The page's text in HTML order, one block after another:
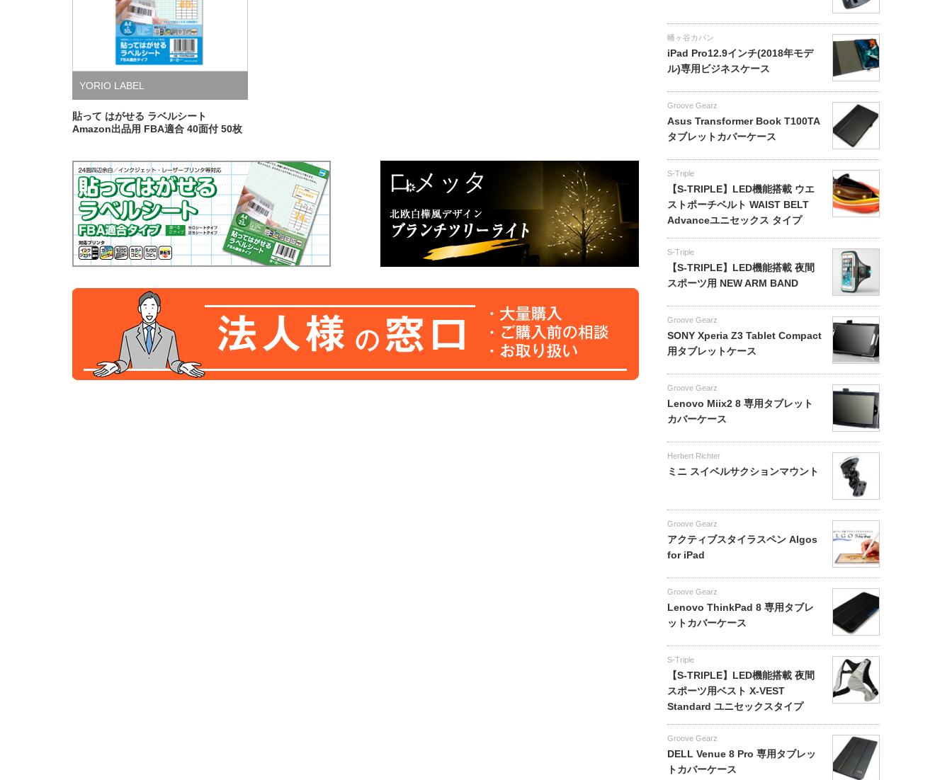
YORIO LABEL
貼って はがせる ラベルシート
Amazon出品用 FBA適合 40面付 50枚
幡ヶ谷カバン
iPad Pro12.9インチ(2018年モデ
ル)専用ビジネスケース
Groove Gearz
Asus Transformer Book T100TA
タブレットカバーケース
S-Triple
【S-TRIPLE】LED機能搭載 ウエ
ストポーチベルト WAIST BELT
Advanceユニセックス タイプ
S-Triple
【S-TRIPLE】LED機能搭載 夜間
スポーツ用 NEW ARM BAND
Groove Gearz
SONY Xperia Z3 Tablet Compact
用タブレットケース
Groove Gearz
Lenovo Miix2 8 専用タブレット
カバーケース
Herbert Richter
ミニ スイベルサクションマウント
Groove Gearz
アクティブスタイラスペン Algos
for iPad
Groove Gearz
Lenovo ThinkPad 8 専用タブレ
ットカバーケース
S-Triple
【S-TRIPLE】LED機能搭載 夜間
スポーツ用ベスト X-VEST
Standard ユニセックスタイプ
Groove Gearz
DELL Venue 8 Pro 専用タブレッ
トカバーケース